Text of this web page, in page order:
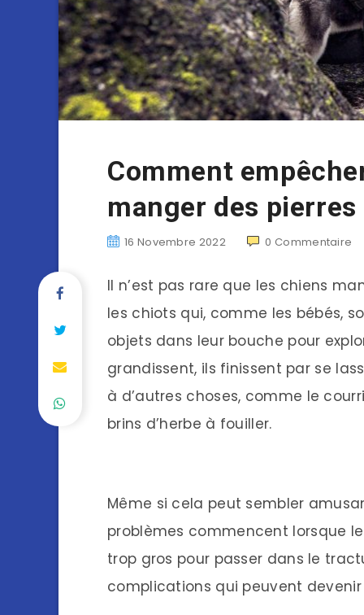
Comment
manger des pierres
16 Novembre 2022 0 Commentaire
Il n’est pas rare que les chiens
les chiots qui, comme les bébés,
objets dans leur bouche pour
grandissent, ils finissent par se
à d’autres choses, comme le
brins d’herbe à fouiller.
Même si cela peut sembler
problèmes commencent lorsque
trop gros pour passer dans le
complications qui peuvent devenir